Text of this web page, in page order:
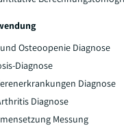
Osteoopenie Diagnose
Diagnose
Diagnose
Diagnose
Messung